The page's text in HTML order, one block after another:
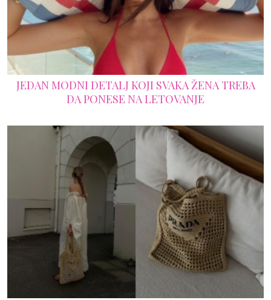
JEDAN MODNI DETALJ KOJI SVAKA ŽENA TREBA
DA PONESE NA LETOVANJE